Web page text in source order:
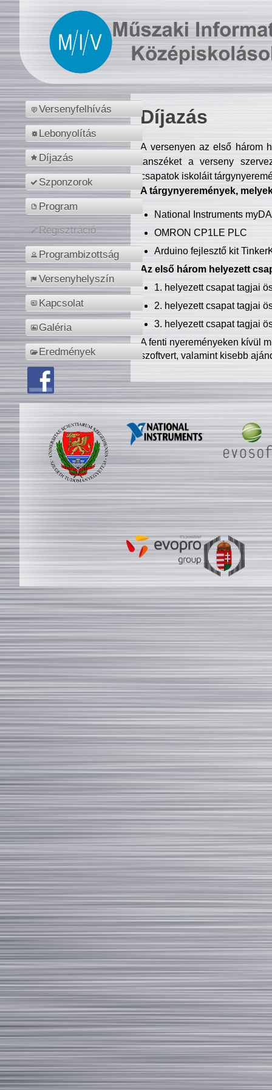
Versenyfelhívás
Lebonyolítás
Díjazás
Szponzorok
Program
Regisztráció
Programbizottság
Versenyhelyszín
Kapcsolat
Galéria
Eredmények
Díjazás
A versenyen az első három
tanszéket a verseny
csapatok iskoláit
A tárgynyeremények,
National Instruments
OMRON CP1LE PLC
Arduino fejlesztő kit
Az első három helyezett
1. helyezett csapat tagjai
2. helyezett csapat tagjai
3. helyezett csapat tagjai
A fenti nyereményeken kívül
szoftvert, valamint kisebb